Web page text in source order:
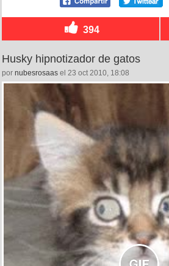
394
Husky hipnotizador de gatos
por nubesrosaas el 23 oct 2010, 18:08